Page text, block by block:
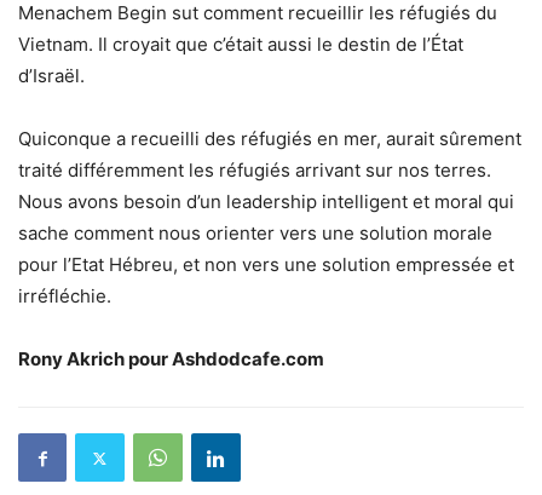
Menachem Begin sut comment recueillir les réfugiés du
Vietnam. Il croyait que c’était aussi le destin de l’État
d’Israël.
Quiconque a recueilli des réfugiés en mer, aurait sûrement
traité différemment les réfugiés arrivant sur nos terres.
Nous avons besoin d’un leadership intelligent et moral qui
sache comment nous orienter vers une solution morale
pour l’Etat Hébreu, et non vers une solution empressée et
irréfléchie.
Rony Akrich pour Ashdodcafe.com